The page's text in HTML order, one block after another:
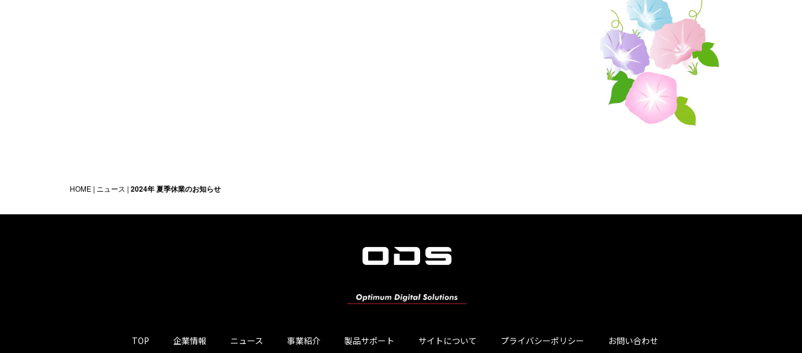
HOME | ニュース | 2024年 夏季休業のお知らせ
TOP 企業情報 ニュース 事業紹介 製品サポート サイトについて プライバシーポリシー お問い合わせ